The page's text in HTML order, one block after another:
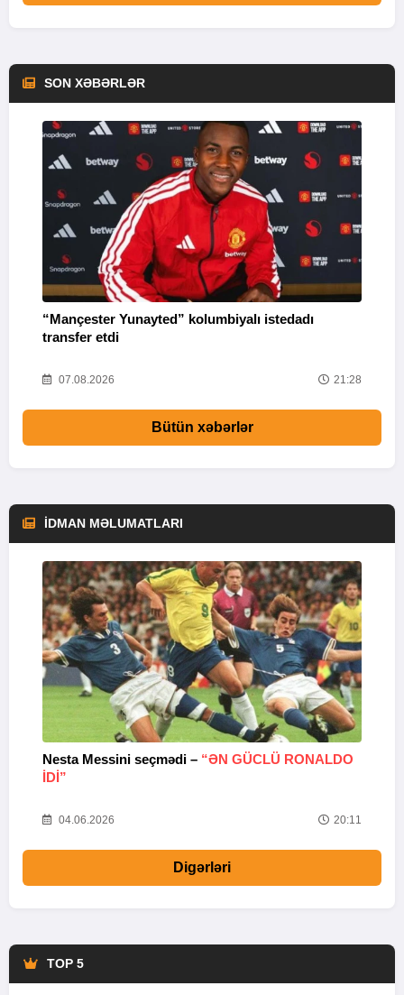
SON XƏBƏRLƏR
“Mançester Yunayted” kolumbiyalı istedadı
transfer etdi
07.08.2026 21:28
Bütün xəbərlər
İDMAN MƏLUMATLARI
Nesta Messini seçmədi – “ƏN GÜCLÜ RONALDO
IDI”
04.06.2026 20:11
Digərləri
TOP 5